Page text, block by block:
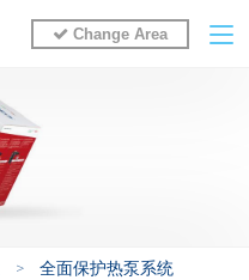
Change Area
> 全面保护热泵系统